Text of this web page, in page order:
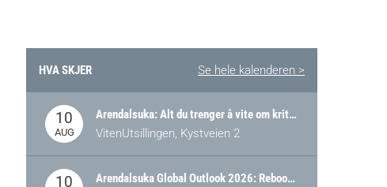
HVA SKJER Se hele kalenderen >
10
AUG
Arendalsuka: Alt du trenger å vite om kritiske og strategiske verdikjeder i Norge
VitenUtsillingen, Kystveien 2
10
Arendalsuka Global Outlook 2026: Rebooting Democracy for a New World Order